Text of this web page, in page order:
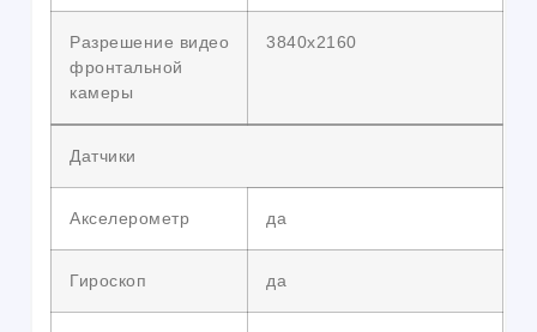
Разрешение видео
фронтальной
камеры
3840х2160
Датчики
Акселерометр да
Гироскоп да